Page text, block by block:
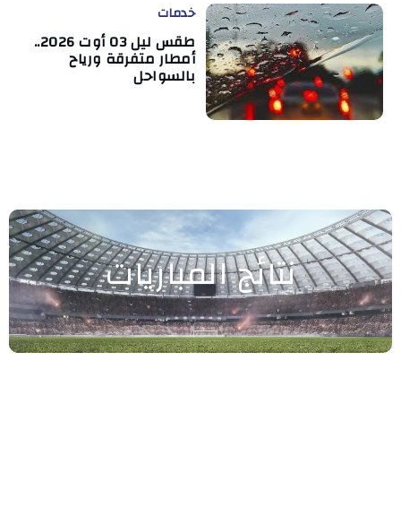
خدمات
طقس ليل 03 أوت 2026..
أمطار متفرقة ورياح
بالسواحل
نتائج المباريات